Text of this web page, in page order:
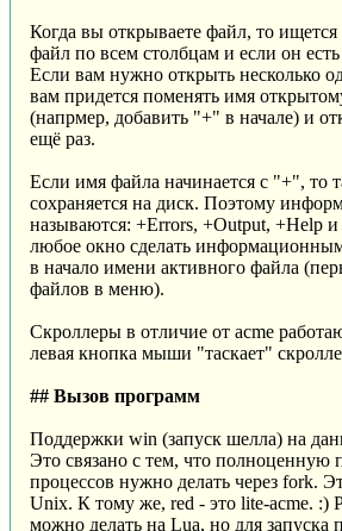
Когда вы открываете файл, то
файл по всем столбцам и если он
Если вам нужно открыть несколько
вам придется поменять имя
(напрмер, добавить "+" в начале) и
ещё раз.
Если имя файла начинается с "+", то
сохраняется на диск. Поэтому
называются: +Errors, +Output, +Help
любое окно сделать
в начало имени активного файла
файлов в меню).
Скроллеры в отличие от acme
левая кнопка мыши "таскает"
## Вызов программ
Поддержки win (запуск шелла) на
Это связано с тем, что полноценную
процессов нужно делать через fork.
Unix. К тому же, red - это lite-acme. :)
можно делать на Lua, но для запуска